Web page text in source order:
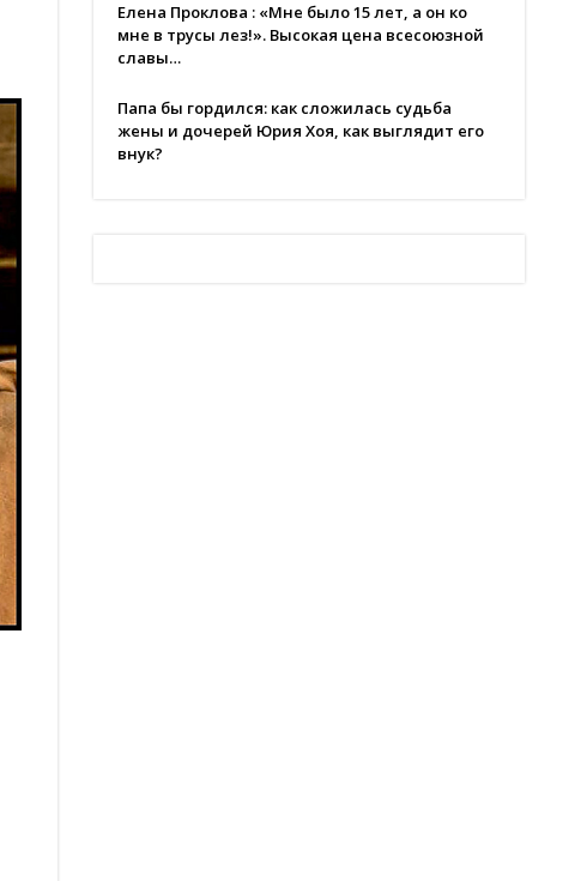
Елена Проклова : «Мне было 15 лет, а он ко
мне в трусы лез!». Высокая цена всесоюзной
славы…
Папа бы гордился: как сложилась судьба
жены и дочерей Юрия Хоя, как выглядит его
внук?